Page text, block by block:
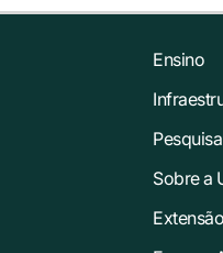
Ensino
Pesquisa
Sobre a
Extensão